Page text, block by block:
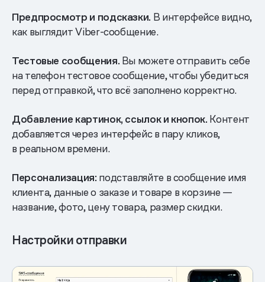
Предпросмотр и подсказки. В интерфейсе видно,
как выглядит Viber-сообщение.
Тестовые сообщения. Вы можете отправить себе
на телефон тестовое сообщение, чтобы убедиться
перед отправкой, что всё заполнено корректно.
Добавление картинок, ссылок и кнопок. Контент
добавляется через интерфейс в пару кликов,
в реальном времени.
Персонализация: подставляйте в сообщение имя
клиента, данные о заказе и товаре в корзине —
название, фото, цену товара, размер скидки.
Настройки отправки